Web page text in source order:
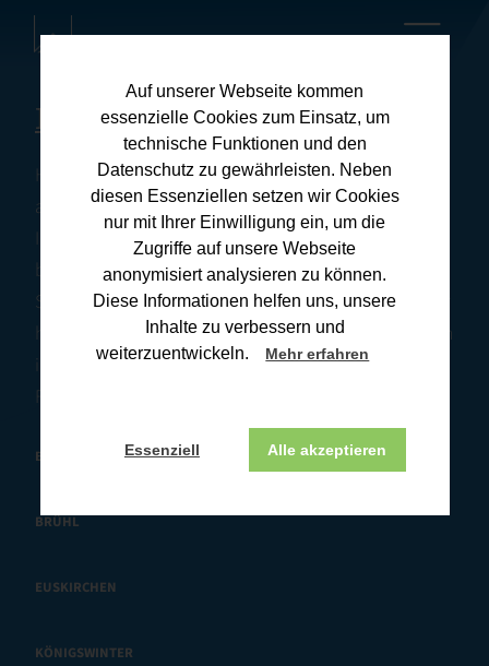
Auf unserer Webseite kommen
essenzielle Cookies zum Einsatz, um
technische Funktionen und den
Datenschutz zu gewährleisten. Neben
diesen Essenziellen setzen wir Cookies
nur mit Ihrer Einwilligung ein, um die
Zugriffe auf unsere Webseite
anonymisiert analysieren zu können.
Diese Informationen helfen uns, unsere
Inhalte zu verbessern und
weiterzuentwickeln.
Mehr erfahren
Essenziell Alle akzeptieren
Kanzleiblog
Hier finden Sie umfassende Informationen zu
aktuellen Steuerthemen und praxisnahen Tipps für
Ihre Steuerangelegenheiten. Unsere Downloads
bieten Ihnen wertvolle Ressourcen, um Ihre
Steuererklärung effizient und korrekt zu erstellen. Wir
halten Sie stets auf dem Laufenden über Änderungen
im Steuerrecht und deren Auswirkungen. Wenn Sie
Fragen haben, melden Sie sich gerne bei uns.
BONN
BRÜHL
EUSKIRCHEN
KÖNIGSWINTER